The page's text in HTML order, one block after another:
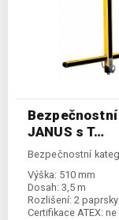
JANUS s T…
Bezpečnostní
Výška: 510 mm
Dosah: 3,5 m
Rozlišení: 2 paprsky
Certifikace ATEX: ne